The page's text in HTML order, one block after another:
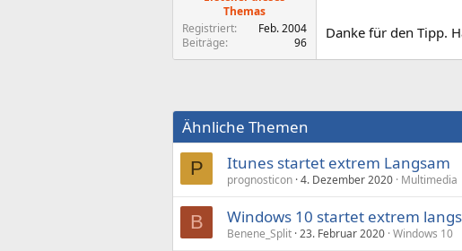
Themas
Registriert
Feb. 2004
Beiträge
96
Danke für den Tipp.
Ähnliche Themen
P Itunes startet extrem Langsam
prognosticon 4. Dezember 2020 Multimedia
B Windows 10 startet extrem
Benene_Split 23. Februar 2020 Windows 10